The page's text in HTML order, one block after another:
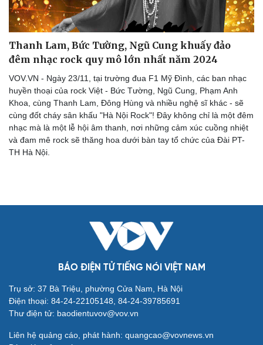
Thanh Lam, Bức Tường, Ngũ Cung khuấy đảo
đêm nhạc rock quy mô lớn nhất năm 2024
VOV.VN - Ngày 23/11, tại trường đua F1 Mỹ Đình, các ban nhạc
huyền thoại của rock Việt - Bức Tường, Ngũ Cung, Phạm Anh
Khoa, cùng Thanh Lam, Đông Hùng và nhiều nghệ sĩ khác - sẽ
cùng đốt cháy sân khấu "Hà Nội Rock"! Đây không chỉ là một đêm
nhạc mà là một lễ hội âm thanh, nơi những cảm xúc cuồng nhiệt
và đam mê rock sẽ thăng hoa dưới bàn tay tổ chức của Đài PT-
TH Hà Nội.
BÁO ĐIỆN TỬ TIẾNG NÓI VIỆT NAM
Trụ sở: 37 Bà Triệu, phường Cửa Nam, Hà Nội
Điện thoại: 84-24-22105148, 84-24-39785691
Thư điện tử: baodientuvov@vov.vn
Liên hệ quảng cáo, phát hành: quangcao@vovnews.vn